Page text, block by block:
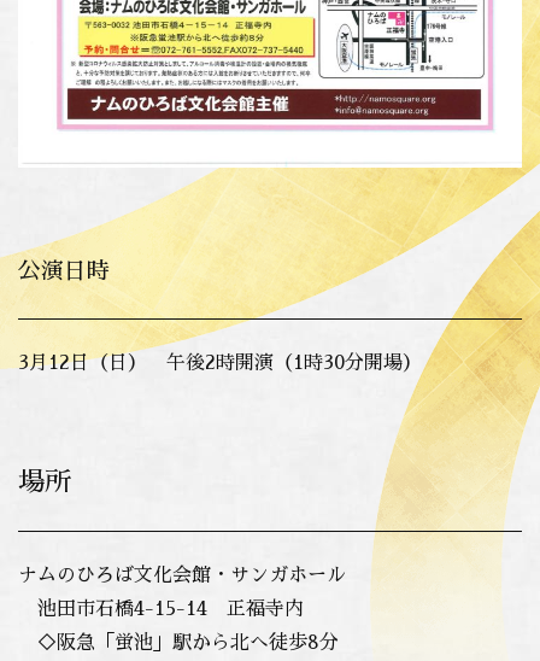
公演日時
3月12日（日） 午後2時開演（1時30分開場）
場所
ナムのひろば文化会館・サンガホール
池田市石橋4-15-14 正福寺内
◇阪急「蛍池」駅から北へ徒歩8分